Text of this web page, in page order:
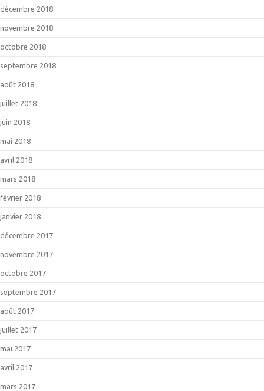
décembre 2018
novembre 2018
octobre 2018
septembre 2018
août 2018
juillet 2018
juin 2018
mai 2018
avril 2018
mars 2018
février 2018
janvier 2018
décembre 2017
novembre 2017
octobre 2017
septembre 2017
août 2017
juillet 2017
mai 2017
avril 2017
mars 2017